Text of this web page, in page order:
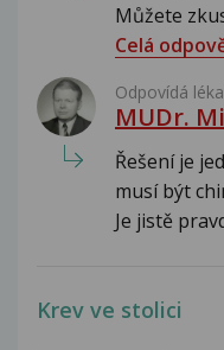
Můžete
Celá
Odpovídá
MUDr.
Řešení je
musí být
Je jistě
Krev ve stolici